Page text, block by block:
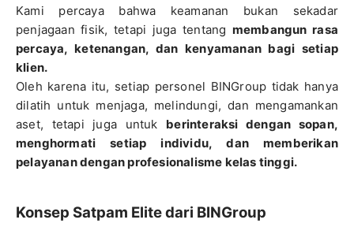
Kami percaya bahwa keamanan bukan sekadar
penjagaan fisik, tetapi juga tentang membangun rasa
percaya, ketenangan, dan kenyamanan bagi setiap
klien.
Oleh karena itu, setiap personel BINGroup tidak hanya
dilatih untuk menjaga, melindungi, dan mengamankan
aset, tetapi juga untuk berinteraksi dengan sopan,
menghormati setiap individu, dan memberikan
pelayanan dengan profesionalisme kelas tinggi.
Konsep Satpam Elite dari BINGroup